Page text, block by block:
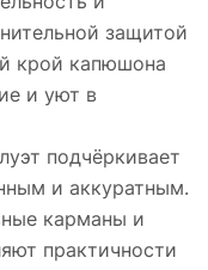
защитой
крой капюшона
и уют в
подчёркивает
и аккуратным.
карманы и
практичности